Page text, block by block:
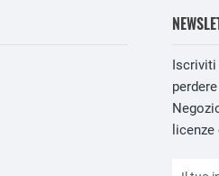
Iscriviti